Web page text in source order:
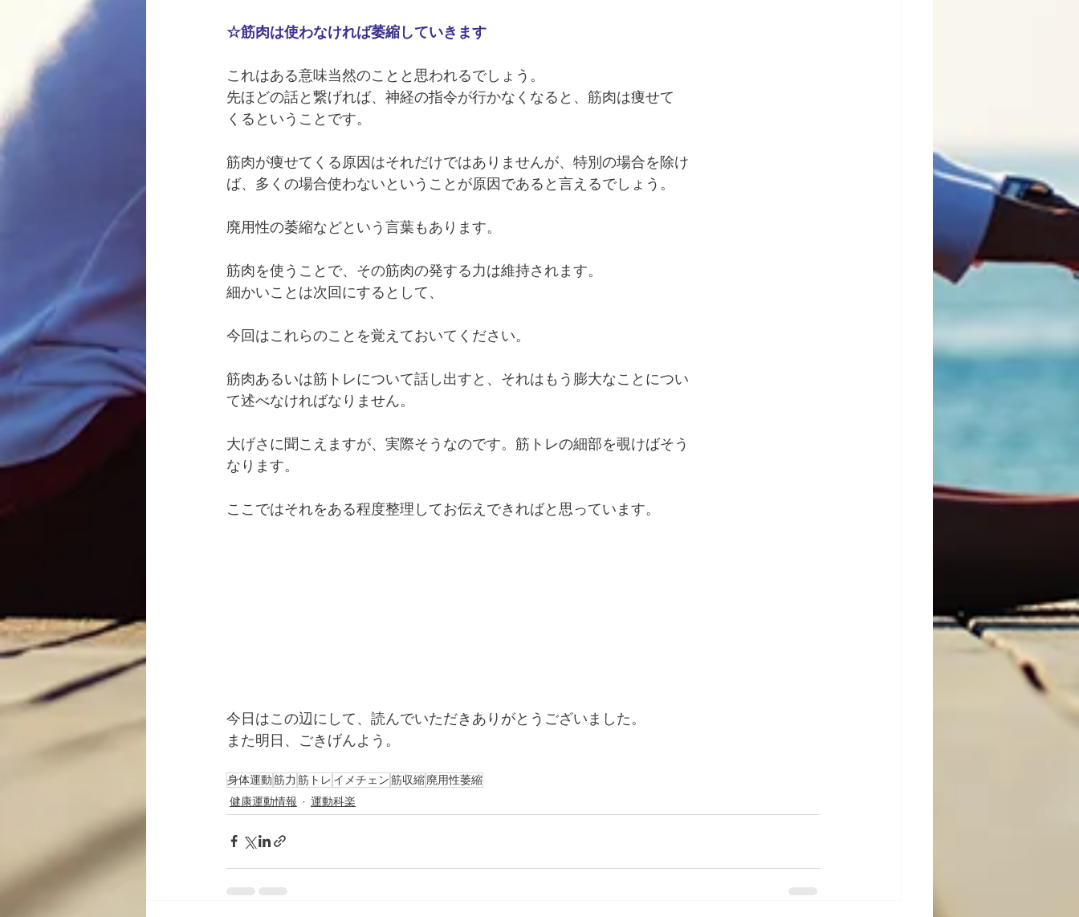
☆筋肉は使わなければ萎縮していきます
これはある意味当然のことと思われるでしょう。
先ほどの話と繋げれば、神経の指令が行かなくなると、筋肉は痩せて
くるということです。
筋肉が痩せてくる原因はそれだけではありませんが、特別の場合を除け
ば、多くの場合使わないということが原因であると言えるでしょう。
廃用性の萎縮などという言葉もあります。
筋肉を使うことで、その筋肉の発する力は維持されます。
細かいことは次回にするとして、
今回はこれらのことを覚えておいてください。
筋肉あるいは筋トレについて話し出すと、それはもう膨大なことについ
て述べなければなりません。
大げさに聞こえますが、実際そうなのです。筋トレの細部を覗けばそう
なります。
ここではそれをある程度整理してお伝えできればと思っています。
今日はこの辺にして、読んでいただきありがとうございました。
また明日、ごきげんよう。
身体運動筋力 筋トレ イメチェン筋収縮廃用性萎縮
健康運動情報
運動科楽